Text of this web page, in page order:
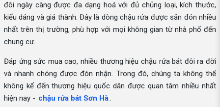
đôi ngày càng được đa dạng hoá với đủ chủng loại, kích thước,
kiểu dáng và giá thành. Đây là dòng chậu rửa được săn đón nhiều
nhất trên thị trường, phù hợp với mọi không gian từ nhà phố đến
chung cư.
Đáp ứng sức mua cao, nhiều thương hiệu chậu rửa bát đôi ra đời
và nhanh chóng được đón nhận. Trong đó, chúng ta không thể
không kể đến thương hiệu quốc dân được quan tâm nhiều nhất
hiện nay - chậu rửa bát Sơn Hà.